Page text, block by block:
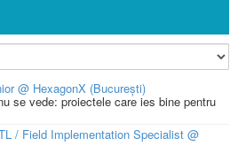
@ HexagonX (București)
se vede: proiectele care ies bine pentru
/ Field Implementation Specialist @